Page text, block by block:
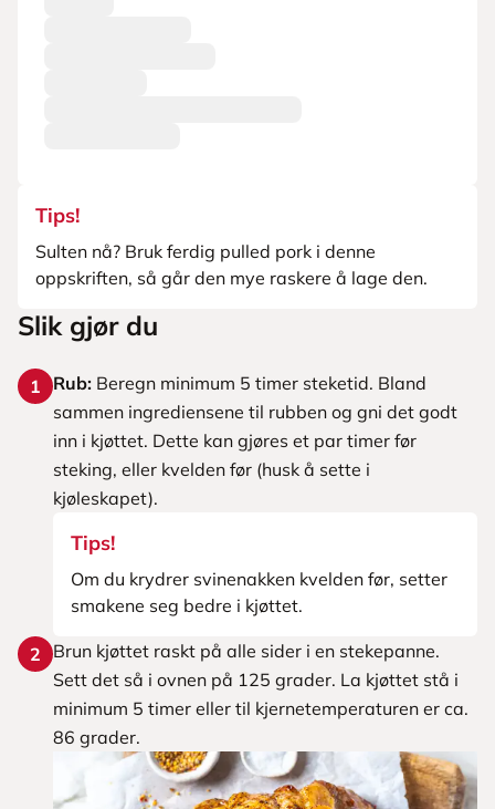
Tips!
Sulten nå? Bruk ferdig pulled pork i denne
oppskriften, så går den mye raskere å lage den.
Slik gjør du
1 Rub: Beregn minimum 5 timer steketid. Bland
sammen ingrediensene til rubben og gni det godt
inn i kjøttet. Dette kan gjøres et par timer før
steking, eller kvelden før (husk å sette i
kjøleskapet).
Tips!
Om du krydrer svinenakken kvelden før, setter
smakene seg bedre i kjøttet.
2
Brun kjøttet raskt på alle sider i en stekepanne.
Sett det så i ovnen på 125 grader. La kjøttet stå i
minimum 5 timer eller til kjernetemperaturen er ca.
86 grader.